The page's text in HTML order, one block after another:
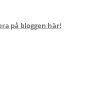
på bloggen här!